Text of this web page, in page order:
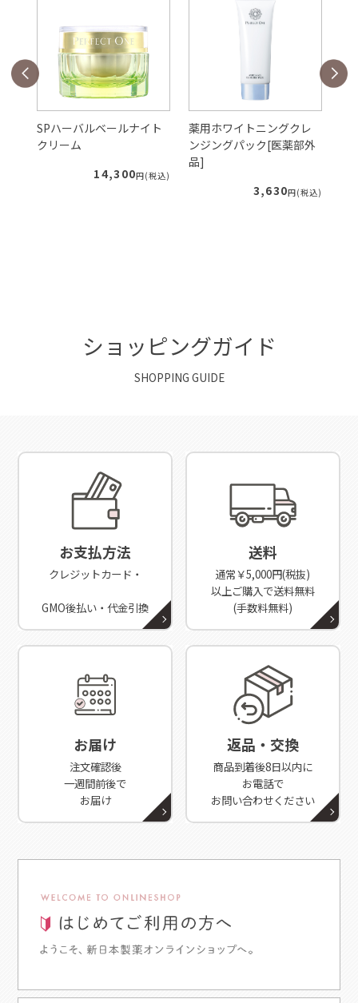
SPハーバルベールナイト
クリーム
14,300円(税込)
薬用ホワイトニングクレ
ンジングパック[医薬部外
品]
3,630円(税込)
ショッピングガイド
SHOPPING GUIDE
お支払方法
クレジットカード・
GMO後払い・代金引換
送料
通常￥5,000円(税抜)
以上ご購入で送料無料
(手数料無料)
お届け
注文確認後
一週間前後で
お届け
返品・交換
商品到着後8日以内に
お電話で
お問い合わせください